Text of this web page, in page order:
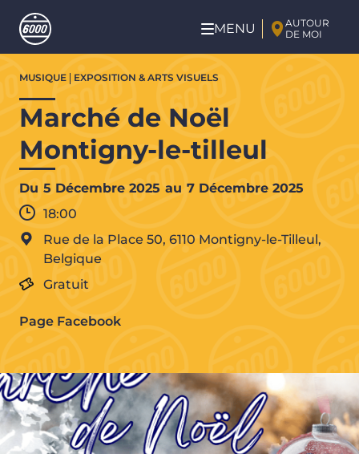
Aller au contenu principal
MENU
AUTOUR
DE MOI
contenu
principal
MUSIQUE EXPOSITION & ARTS VISUELS
Marché de Noël
Montigny-le-tilleul
Du 5 Décembre 2025 au 7 Décembre 2025
18:00
Rue de la Place 50, 6110 Montigny-le-Tilleul,
Belgique
Gratuit
Page Facebook